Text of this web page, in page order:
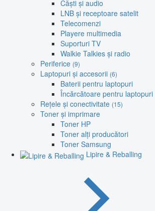
Căști și audio
LNB și receptoare satelit
Telecomenzi
Playere multimedia
Suporturi TV
Walkie Talkies și radio
Periferice (9)
Laptopuri și accesorii (6)
Baterii pentru laptopuri
Încărcătoare pentru laptopuri
Rețele și conectivitate (15)
Toner și imprimare
Toner HP
Toner alți producători
Toner Samsung
Lipire & Reballing